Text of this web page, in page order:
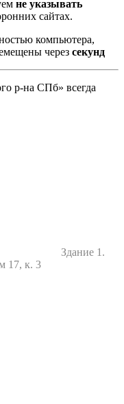
не указывать
сайтах.
компьютера,
через секунд
р-на СПб» всегда
Здание 1.
17, к. 3